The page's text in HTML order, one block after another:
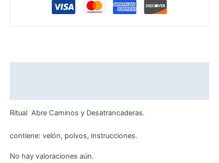
Ritual Abre Caminos y Desatrancaderas.
contiene: velón, polvos, instrucciones.
No hay valoraciones aún.